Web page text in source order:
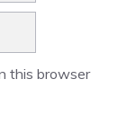
this browser